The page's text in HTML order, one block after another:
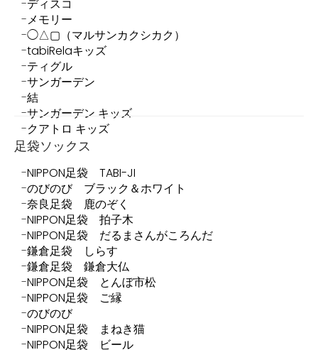
ディスコ
メモリー
◯△▢（マルサンカクシカク）
tabiRelaキッズ
ティグル
サンガーデン
結
サンガーデン キッズ
クアトロ キッズ
足袋ソックス
NIPPON足袋 TABI-JI
のびのび ブラック＆ホワイト
奈良足袋 鹿のぞく
NIPPON足袋 拍子木
NIPPON足袋 だるまさんがころんだ
鎌倉足袋 しらす
鎌倉足袋 鎌倉大仏
NIPPON足袋 とんぼ市松
NIPPON足袋 ご縁
のびのび
NIPPON足袋 まねき猫
NIPPON足袋 ビール